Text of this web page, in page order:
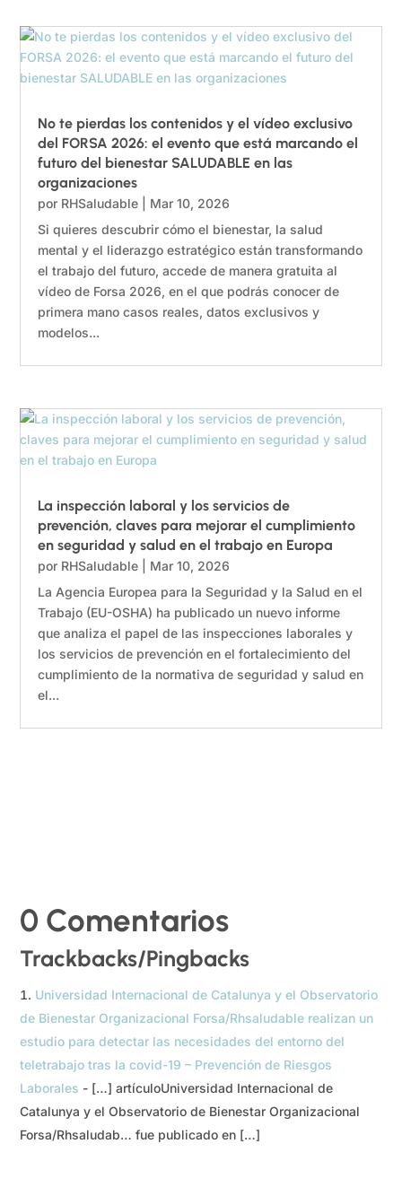
No te pierdas los contenidos y el vídeo exclusivo
del FORSA 2026: el evento que está marcando el
futuro del bienestar SALUDABLE en las
organizaciones
por RHSaludable
Mar 10, 2026
Si quieres descubrir cómo el bienestar, la salud
mental y el liderazgo estratégico están transformando
el trabajo del futuro, accede de manera gratuita al
vídeo de Forsa 2026, en el que podrás conocer de
primera mano casos reales, datos exclusivos y
modelos...
La inspección laboral y los servicios de
prevención, claves para mejorar el cumplimiento
en seguridad y salud en el trabajo en Europa
por RHSaludable
Mar 10, 2026
La Agencia Europea para la Seguridad y la Salud en el
Trabajo (EU-OSHA) ha publicado un nuevo informe
que analiza el papel de las inspecciones laborales y
los servicios de prevención en el fortalecimiento del
cumplimiento de la normativa de seguridad y salud en
el...
0 Comentarios
Trackbacks/Pingbacks
Universidad Internacional de Catalunya y el Observatorio
de Bienestar Organizacional Forsa/Rhsaludable realizan un
estudio para detectar las necesidades del entorno del
teletrabajo tras la covid-19 – Prevención de Riesgos
Laborales - […] artículoUniversidad Internacional de
Catalunya y el Observatorio de Bienestar Organizacional
Forsa/Rhsaludab… fue publicado en […]